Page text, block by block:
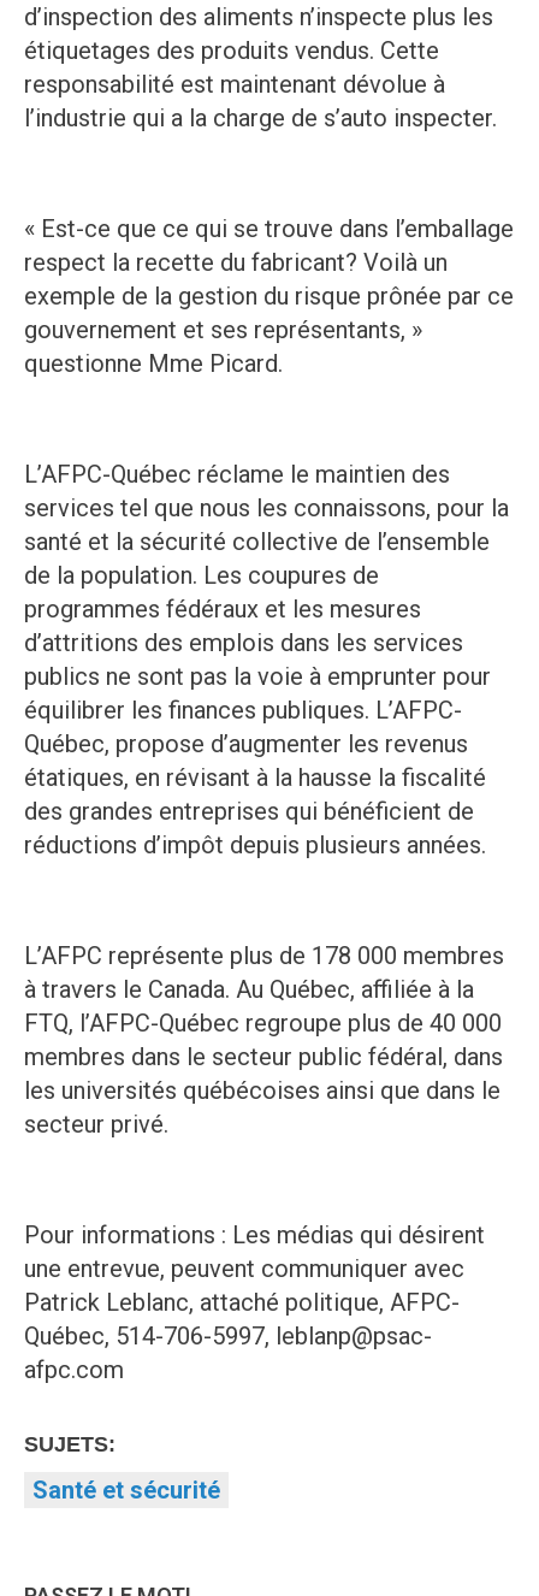
d’inspection des aliments n’inspecte plus les
étiquetages des produits vendus. Cette
responsabilité est maintenant dévolue à
l’industrie qui a la charge de s’auto inspecter.
« Est-ce que ce qui se trouve dans l’emballage
respect la recette du fabricant? Voilà un
exemple de la gestion du risque prônée par ce
gouvernement et ses représentants, »
questionne Mme Picard.
L’AFPC-Québec réclame le maintien des
services tel que nous les connaissons, pour la
santé et la sécurité collective de l’ensemble
de la population. Les coupures de
programmes fédéraux et les mesures
d’attritions des emplois dans les services
publics ne sont pas la voie à emprunter pour
équilibrer les finances publiques. L’AFPC-
Québec, propose d’augmenter les revenus
étatiques, en révisant à la hausse la fiscalité
des grandes entreprises qui bénéficient de
réductions d’impôt depuis plusieurs années.
L’AFPC représente plus de 178 000 membres
à travers le Canada. Au Québec, affiliée à la
FTQ, l’AFPC-Québec regroupe plus de 40 000
membres dans le secteur public fédéral, dans
les universités québécoises ainsi que dans le
secteur privé.
Pour informations : Les médias qui désirent
une entrevue, peuvent communiquer avec
Patrick Leblanc, attaché politique, AFPC-
Québec, 514-706-5997, leblanp@psac-
afpc.com
SUJETS:
Santé et sécurité